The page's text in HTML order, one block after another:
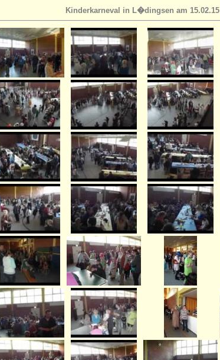
Kinderkarneval in L�dingsen am 15.02.15